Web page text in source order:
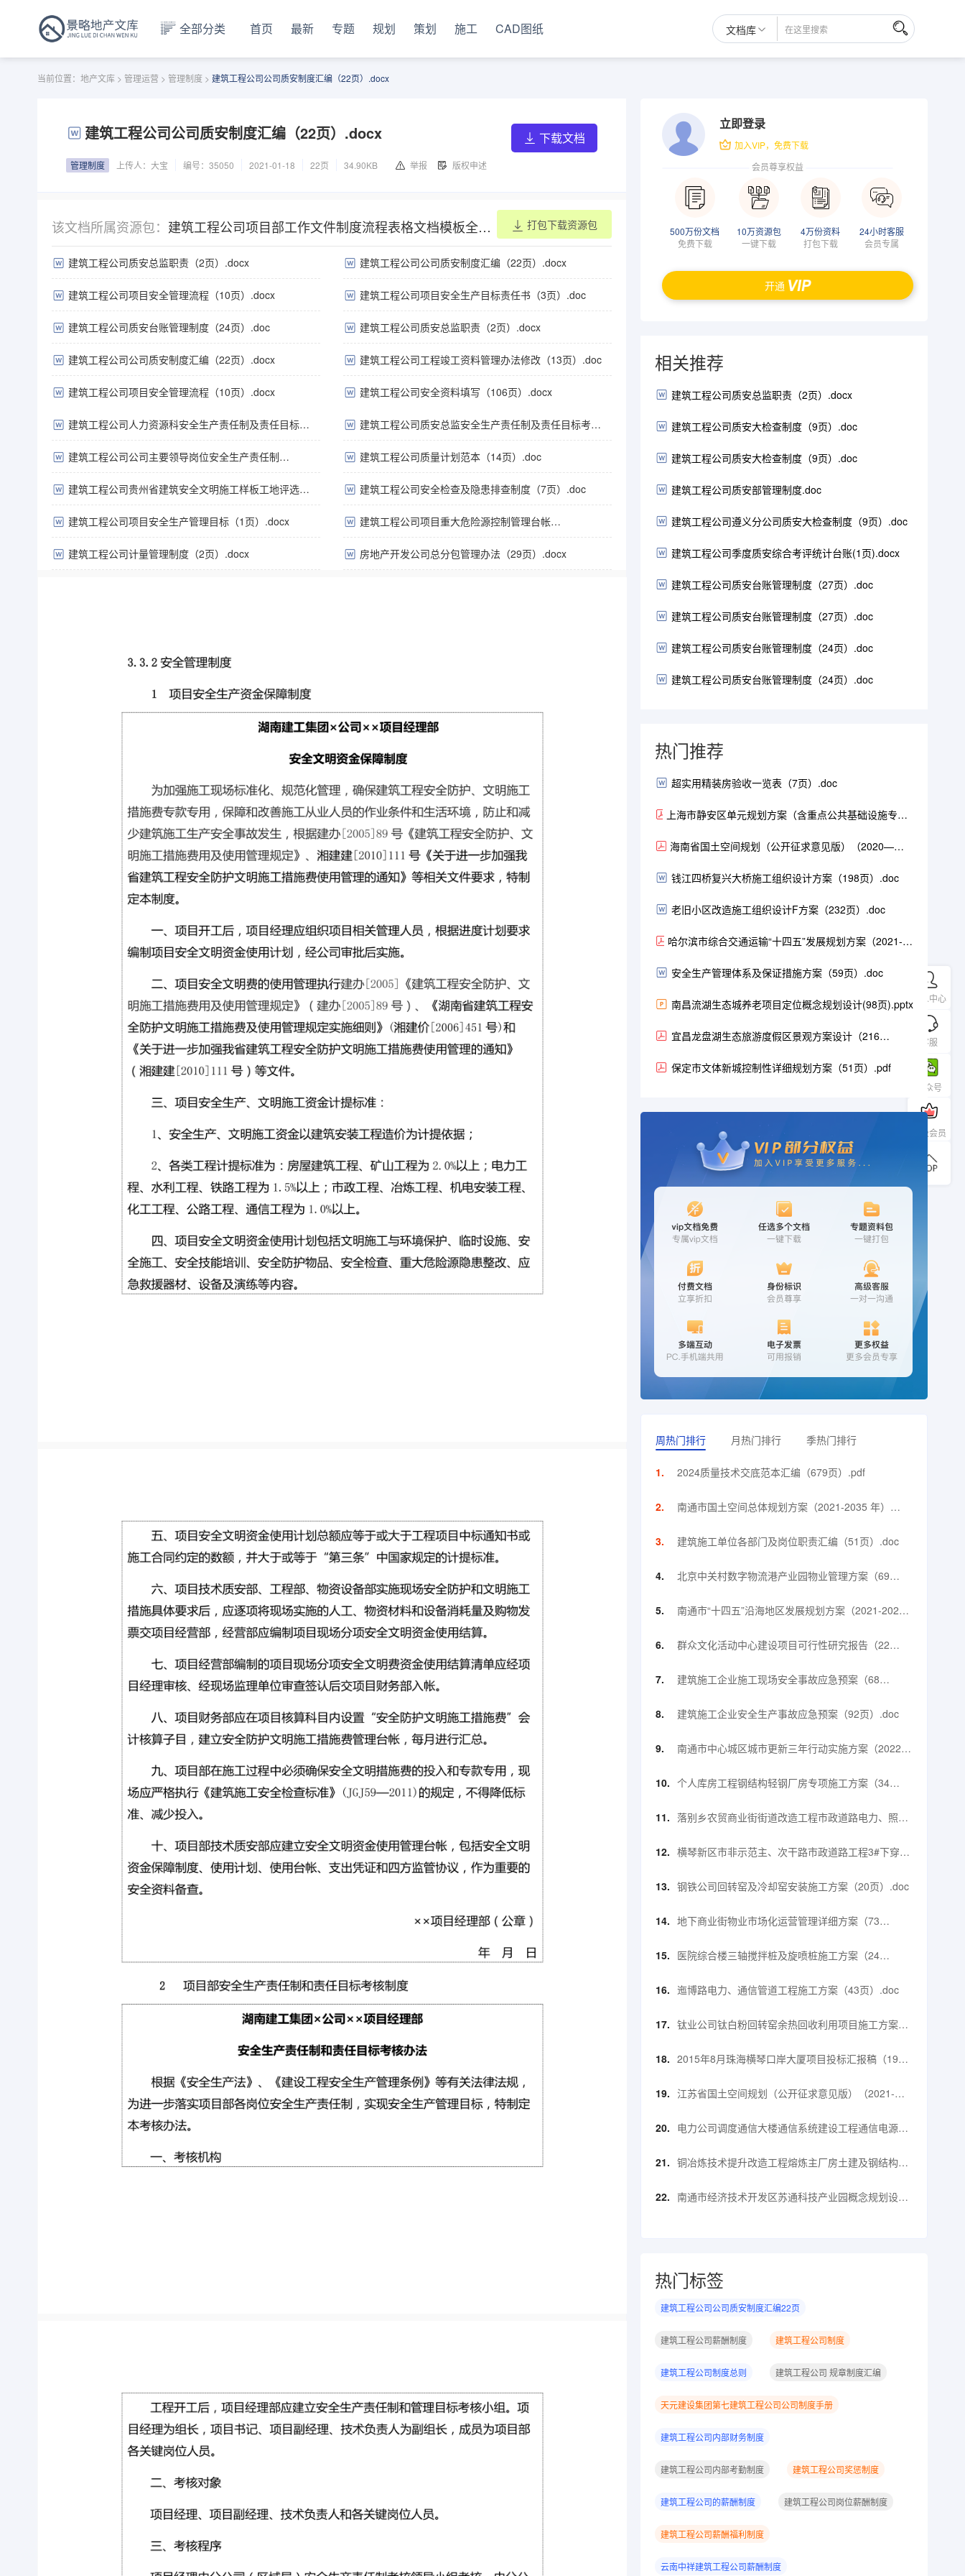
全部分类 首页 最新 专题 规划 策划 施工 CAD图纸 文档库
个人中心
客服
公众号
升级会员
当前位置： 地产文库 > 管理运营 > 管理制度 > 建筑工程公司公司质安制度汇编（22页）.docx
建筑工程公司公司质安制度汇编（22页）.docx 下载文档
管理制度 上传人： 大宝 编号：35050 2021-01-18 22页 34.90KB 举报 版权申述
该文档所属资源包： 建筑工程公司项目部工作文件制度流程表格文档模板全套
资料合集
打包下载资源包
建筑工程公司质安总监职责（2页）.docx 建筑工程公司公司质安制度汇编（22页）.docx
建筑工程公司项目安全管理流程（10页）.docx 建筑工程公司项目安全生产目标责任书（3页）.doc
建筑工程公司质安台账管理制度（24页）.doc 建筑工程公司质安总监职责（2页）.docx
建筑工程公司公司质安制度汇编（22页）.docx 建筑工程公司工程竣工资料管理办法修改（13页）.doc
建筑工程公司项目安全管理流程（10页）.docx 建筑工程公司安全资料填写（106页）.docx
建筑工程公司人力资源科安全生产责任制及责任目标考核表
（1页）.doc
建筑工程公司质安总监安全生产责任制及责任目标考核表
（2页）.doc
建筑工程公司公司主要领导岗位安全生产责任制
（8页）.doc
建筑工程公司质量计划范本（14页）.doc
建筑工程公司贵州省建筑安全文明施工样板工地评选办法
（8页）.doc
建筑工程公司安全检查及隐患排查制度（7页）.doc
建筑工程公司项目安全生产管理目标（1页）.docx 建筑工程公司项目重大危险源控制管理台帐
（1页）.docx
建筑工程公司计量管理制度（2页）.docx 房地产开发公司总分包管理办法（29页）.docx
立即登录
加入VIP，免费下载
会员尊享权益
500万份文档
免费下载
10万资源包
一键下载
4万份资料
打包下载
24小时客服
会员专属
开通
相关推荐
建筑工程公司质安总监职责（2页）.docx
建筑工程公司质安大检查制度（9页）.doc
建筑工程公司质安大检查制度（9页）.doc
建筑工程公司质安部管理制度.doc
建筑工程公司遵义分公司质安大检查制度（9页）.doc
建筑工程公司季度质安综合考评统计台账(1页).docx
建筑工程公司质安台账管理制度（27页）.doc
建筑工程公司质安台账管理制度（27页）.doc
建筑工程公司质安台账管理制度（24页）.doc
建筑工程公司质安台账管理制度（24页）.doc
热门推荐
超实用精装房验收一览表（7页）.doc
上海市静安区单元规划方案（含重点公共基础设施专项
海南省国土空间规划（公开征求意见版）（2020—
钱江四桥复兴大桥施工组织设计方案（198页）.doc
老旧小区改造施工组织设计F方案（232页）.doc
哈尔滨市综合交通运输“十四五”发展规划方案（2021-
安全生产管理体系及保证措施方案（59页）.doc
南昌流湖生态城养老项目定位概念规划设计(98页).pptx
宜昌龙盘湖生态旅游度假区景观方案设计（216
保定市文体新城控制性详细规划方案（51页）.pdf
周热门排行 月热门排行 季热门排行
2024质量技术交底范本汇编（679页）.pdf
南通市国土空间总体规划方案（2021-2035 年）
（118页）.pdf
建筑施工单位各部门及岗位职责汇编（51页）.doc
北京中关村数字物流港产业园物业管理方案（69
页）.pdf
南通市“十四五”沿海地区发展规划方案（2021-2025
年）（41页）.pdf
群众文化活动中心建设项目可行性研究报告（22
页）.doc
建筑施工企业施工现场安全事故应急预案（68
页）.doc
建筑施工企业安全生产事故应急预案（92页）.doc
南通市中心城区城市更新三年行动实施方案（2022-
2024年）（43页）.pdf
个人库房工程钢结构轻钢厂房专项施工方案（34
页）.pdf
落别乡农贸商业街街道改造工程市政道路电力、照
明、通信管道工程施工方案.doc
横琴新区市非示范主、次干路市政道路工程3#下穿地
道-高支模专项施工方案（42页）.doc
钢铁公司回转窑及冷却窑安装施工方案（20页）.doc
地下商业街物业市场化运营管理详细方案（73
页）.ppt
医院综合楼三轴搅拌桩及旋喷桩施工方案（24
页）.doc
迤博路电力、通信管道工程施工方案（43页）.doc
钛业公司钛白粉回转窑余热回收利用项目施工方案
（25页）.doc
2015年8月珠海横琴口岸大厦项目投标汇报稿（190
页）.pdf
江苏省国土空间规划（公开征求意见版）（2021-
2035年）.pdf
电力公司调度通信大楼通信系统建设工程通信电源施
工措施及方案【52页】.docx
铜冶炼技术提升改造工程熔炼主厂房土建及钢结构工
程钢结构施工方案【90页】.doc
南通市经济技术开发区苏通科技产业园概念规划设计
热门标签
建筑工程公司公司质安制度汇编22页
建筑工程公司薪酬制度 建筑工程公司制度
建筑工程公司制度总则 建筑工程公司 规章制度汇编
天元建设集团第七建筑工程公司公司制度手册
建筑工程公司内部财务制度
建筑工程公司内部考勤制度 建筑工程公司奖惩制度
建筑工程公司的薪酬制度 建筑工程公司岗位薪酬制度
建筑工程公司薪酬福利制度
云南中祥建筑工程公司薪酬制度